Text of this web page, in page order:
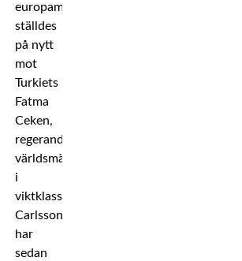
europamästarinnan
ställdes
på nytt
mot
Turkiets
Fatma
Ceken,
regerande
världsmästare
i
viktklassen.
Carlsson
har
sedan